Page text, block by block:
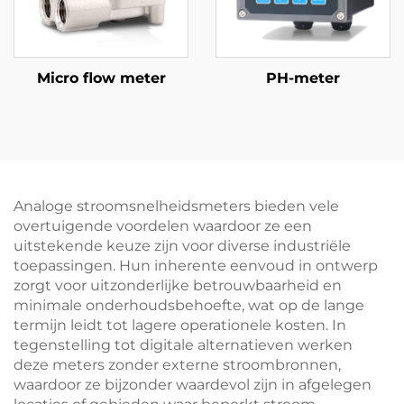
Micro flow meter PH-meter
Analoge stroomsnelheidsmeters bieden vele
overtuigende voordelen waardoor ze een
uitstekende keuze zijn voor diverse industriële
toepassingen. Hun inherente eenvoud in ontwerp
zorgt voor uitzonderlijke betrouwbaarheid en
minimale onderhoudsbehoefte, wat op de lange
termijn leidt tot lagere operationele kosten. In
tegenstelling tot digitale alternatieven werken
deze meters zonder externe stroombronnen,
waardoor ze bijzonder waardevol zijn in afgelegen